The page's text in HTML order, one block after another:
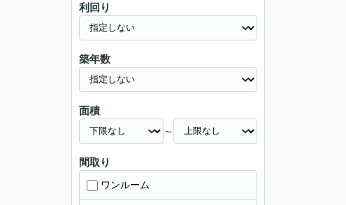
利回り
築年数
面積
～
間取り
ワンルーム